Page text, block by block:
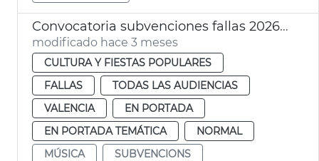
Convocatoria subvenciones fallas 2026 agrupaciones musicales
modificado hace 3 meses
CULTURA Y FIESTAS POPULARES
FALLAS
TODAS LAS AUDIENCIAS
VALENCIA
EN PORTADA
EN PORTADA TEMÁTICA
NORMAL
MÚSICA
SUBVENCIONS